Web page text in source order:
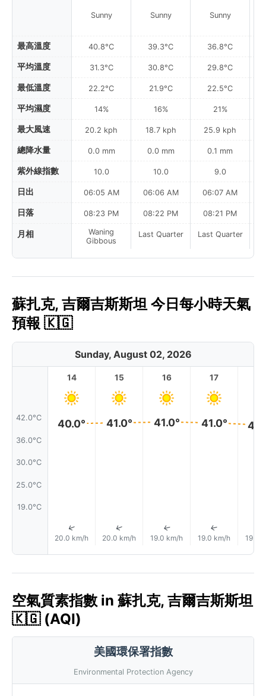
最高溫度
平均溫度
最低溫度
平均濕度
最大風速
總降水量
紫外線指數
日出
日落
月相
Sunny
40.8°C
31.3°C
22.2°C
14%
20.2 kph
0.0 mm
10.0
06:05 AM
08:23 PM
Waning
Gibbous
Sunny
39.3°C
30.8°C
21.9°C
16%
18.7 kph
0.0 mm
10.0
06:06 AM
08:22 PM
Last Quarter
Sunny
36.8°C
29.8°C
22.5°C
21%
25.9 kph
0.1 mm
9.0
06:07 AM
08:21 PM
Last Quarter
蘇扎克, 吉爾吉斯斯坦 今日每小時天氣
預報 🇰🇬
Sunday, August 02, 2026
42.0°C
36.0°C
30.0°C
25.0°C
19.0°C
14
40.0°
↑
20.0 km/h
15
41.0°
↑
20.0 km/h
16
41.0°
↑
19.0 km/h
17
41.0°
↑
19.0 km/h 19.0
空氣質素指數 in 蘇扎克, 吉爾吉斯斯坦
🇰🇬 (AQI)
美國環保署指數
Environmental Protection Agency